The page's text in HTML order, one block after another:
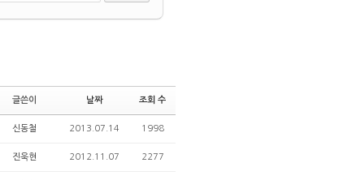
글쓴이 날짜 조회 수
신동철 2013.07.14 1998
진욱현 2012.11.07 2277